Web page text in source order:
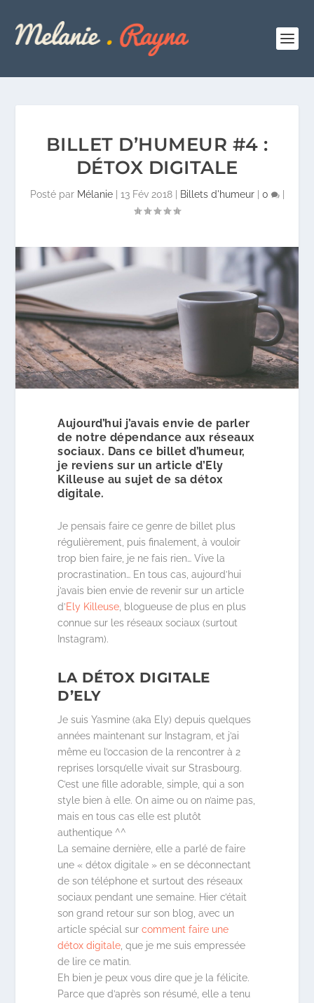
BILLET D’HUMEUR #4 :
DÉTOX DIGITALE
Posté par Mélanie| 13 Fév 2018| Billets d'humeur| 0 |
Aujourd’hui j’avais envie de parler
de notre dépendance aux réseaux
sociaux. Dans ce billet d’humeur,
je reviens sur un article d’Ely
Killeuse au sujet de sa détox
digitale.
Je pensais faire ce genre de billet plus
régulièrement, puis finalement, à vouloir
trop bien faire, je ne fais rien… Vive la
procrastination… En tous cas, aujourd’hui
j’avais bien envie de revenir sur un article
d’Ely Killeuse , blogueuse de plus en plus
connue sur les réseaux sociaux (surtout
Instagram).
LA DÉTOX DIGITALE
D’ELY
Je suis Yasmine (aka Ely) depuis quelques
années maintenant sur Instagram, et j’ai
même eu l’occasion de la rencontrer à 2
reprises lorsqu’elle vivait sur Strasbourg.
C’est une fille adorable, simple, qui a son
style bien à elle. On aime ou on n’aime pas,
mais en tous cas elle est plutôt
authentique ^^
La semaine dernière, elle a parlé de faire
une « détox digitale » en se déconnectant
de son téléphone et surtout des réseaux
sociaux pendant une semaine. Hier c’était
son grand retour sur son blog, avec un
article spécial surcomment faire une
détox digitale , que je me suis empressée
de lire ce matin.
Eh bien je peux vous dire que je la félicite.
Parce que d’après son résumé, elle a tenu